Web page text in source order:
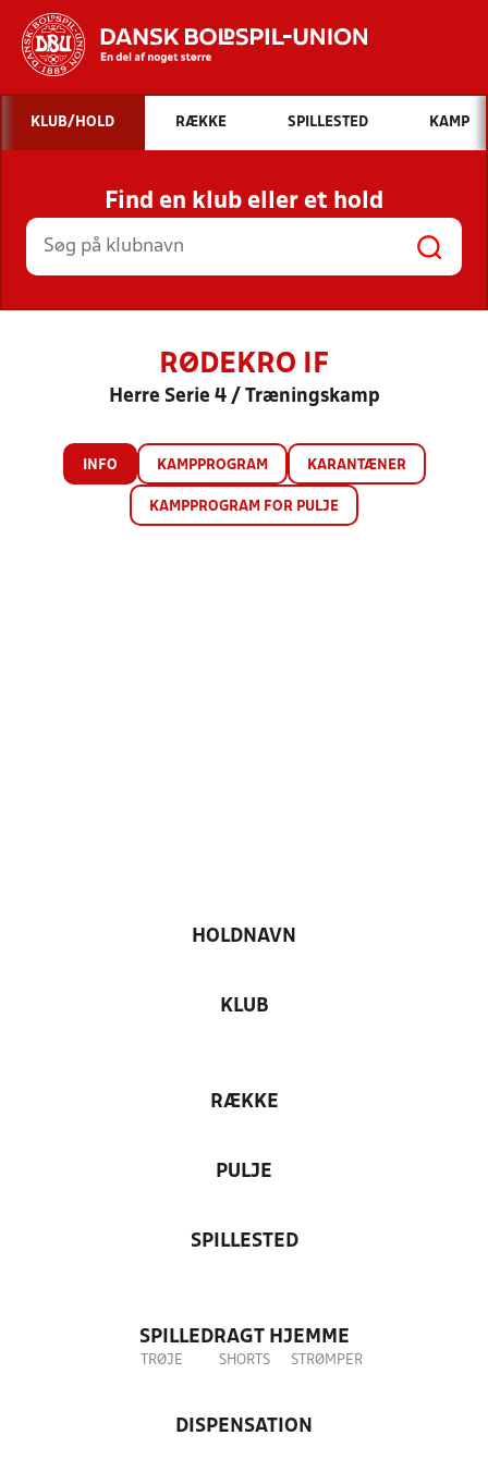
Hvad vil du søge efter?
INDHOLD OG NYHEDER
STILLINGER, RESULTATER, KLUBBER OG
HOLD
KLUB/HOLD RÆKKE SPILLESTED KAMP
Find en klub eller et hold
RØDEKRO IF
Herre Serie 4 / Træningskamp
INFO KAMPPROGRAM KARANTÆNER
KAMPPROGRAM FOR PULJE
HOLDNAVN
KLUB
RÆKKE
PULJE
SPILLESTED
SPILLEDRAGT HJEMME
TRØJE SHORTS STRØMPER
DISPENSATION